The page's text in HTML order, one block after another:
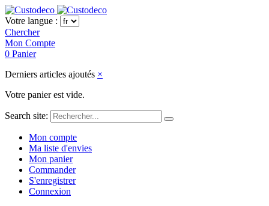
Votre langue :
Chercher
Mon Compte
0 Panier
Derniers articles ajoutés ×
Votre panier est vide.
Search site:
Mon compte
Ma liste d'envies
Mon panier
Commander
S'enregistrer
Connexion